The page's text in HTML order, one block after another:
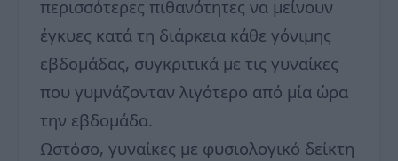
περισσότερες πιθανότητες να μείνουν
έγκυες κατά τη διάρκεια κάθε γόνιμης
εβδομάδας, συγκριτικά με τις γυναίκες
που γυμνάζονταν λιγότερο από μία ώρα
την εβδομάδα.
Ωστόσο, γυναίκες με φυσιολογικό δείκτη